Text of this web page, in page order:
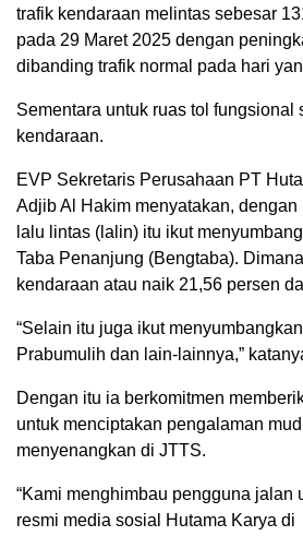
trafik kendaraan melintas sebesar
pada 29 Maret 2025 dengan
dibanding trafik normal pada hari
Sementara untuk ruas tol fungsional
kendaraan.
EVP Sekretaris Perusahaan PT
Adjib Al Hakim menyatakan,
lalu lintas (lalin) itu ikut
Taba Penanjung (Bengtaba).
kendaraan atau naik 21,56 persen
“Selain itu juga ikut
Prabumulih dan lain-lainnya,”
Dengan itu ia berkomitmen
untuk menciptakan pengalaman
menyenangkan di JTTS.
“Kami menghimbau pengguna jalan
resmi media sosial Hutama Karya di